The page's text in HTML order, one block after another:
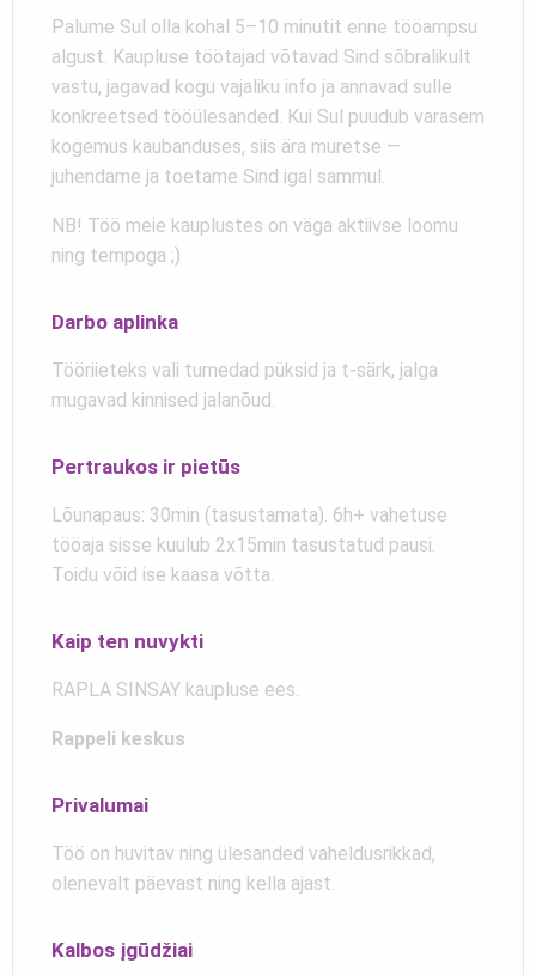
Palume Sul olla kohal 5–10 minutit enne tööampsu
algust. Kaupluse töötajad võtavad Sind sõbralikult
vastu, jagavad kogu vajaliku info ja annavad sulle
konkreetsed tööülesanded. Kui Sul puudub varasem
kogemus kaubanduses, siis ära muretse —
juhendame ja toetame Sind igal sammul.
NB! Töö meie kauplustes on väga aktiivse loomu
ning tempoga ;)
Darbo aplinka
Tööriieteks vali tumedad püksid ja t-särk, jalga
mugavad kinnised jalanõud.
Pertraukos ir pietūs
Lõunapaus: 30min (tasustamata). 6h+ vahetuse
tööaja sisse kuulub 2x15min tasustatud pausi.
Toidu võid ise kaasa võtta.
Kaip ten nuvykti
RAPLA SINSAY kaupluse ees.
Rappeli keskus
Privalumai
Töö on huvitav ning ülesanded vaheldusrikkad,
olenevalt päevast ning kella ajast.
Kalbos įgūdžiai